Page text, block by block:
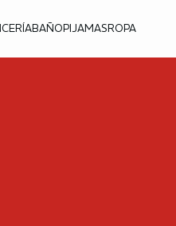
BAÑOPIJAMASROPA